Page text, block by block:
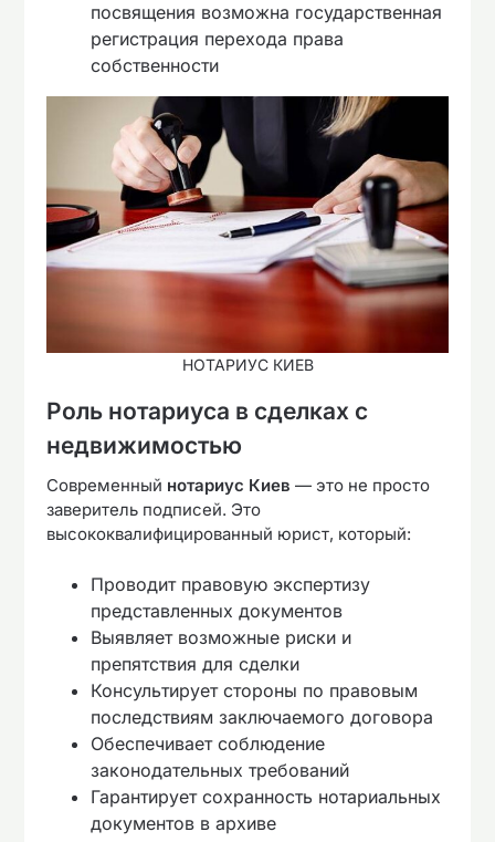
посвящения возможна государственная
регистрация перехода права
собственности
НОТАРИУС КИЕВ
Роль нотариуса в сделках с
недвижимостью
Современный нотариус Киев — это не просто
заверитель подписей. Это
высококвалифицированный юрист, который:
Проводит правовую экспертизу
представленных документов
Выявляет возможные риски и
препятствия для сделки
Консультирует стороны по правовым
последствиям заключаемого договора
Обеспечивает соблюдение
законодательных требований
Гарантирует сохранность нотариальных
документов в архиве